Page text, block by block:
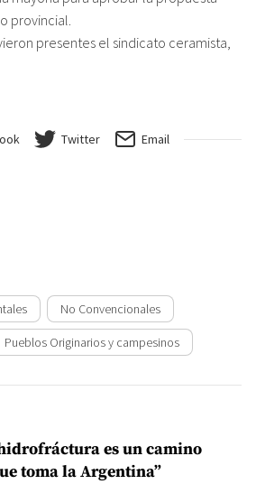
provincial.
presentes el sindicato ceramista,
Twitter Email
No Convencionales
Pueblos Originarios y campesinos
es un camino
toma la Argentina”